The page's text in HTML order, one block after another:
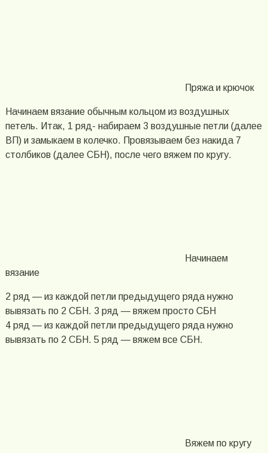
Пряжа и крючок
Начинаем вязание обычным кольцом из воздушных
петель. Итак, 1 ряд- набираем 3 воздушные петли (далее
ВП) и замыкаем в колечко. Провязываем без накида 7
столбиков (далее СБН), после чего вяжем по кругу.
Начинаем
вязание
2 ряд — из каждой петли предыдущего ряда нужно
вывязать по 2 СБН. 3 ряд — вяжем просто СБН
4 ряд — из каждой петли предыдущего ряда нужно
вывязать по 2 СБН. 5 ряд — вяжем все СБН.
Вяжем по кругу